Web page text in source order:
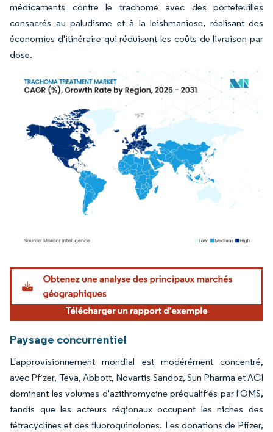
médicaments contre le trachome avec des portefeuilles
consacrés au paludisme et à la leishmaniose, réalisant des
économies d'itinéraire qui réduisent les coûts de livraison par
dose.
Image © Mordor Intelligence. La réutilisation nécessite une attribution sous CC BY
Paysage concurrentiel
L'approvisionnement mondial est modérément concentré,
avec Pfizer, Teva, Abbott, Novartis Sandoz, Sun Pharma et ACI
dominant les volumes d'azithromycine préqualifiés par l'OMS,
tandis que les acteurs régionaux occupent les niches des
tétracyclines et des fluoroquinolones. Les donations de Pfizer,